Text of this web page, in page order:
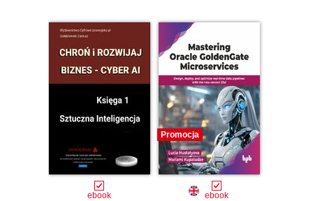
ebook
Promocja
ebook